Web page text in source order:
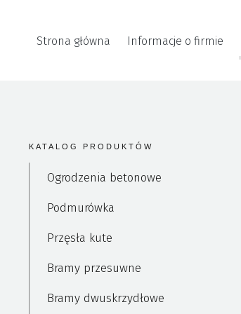
Strona główna Informacje o firmie
KATALOG PRODUKTÓW
Ogrodzenia betonowe
Podmurówka
Przęsła kute
Bramy przesuwne
Bramy dwuskrzydłowe